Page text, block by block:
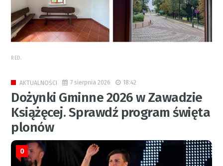
RED.
AKTUALNOŚCI 7 sierpnia 2026 18:42
Dożynki Gminne 2026 w Zawadzie
Książęcej. Sprawdź program święta
plonów
0